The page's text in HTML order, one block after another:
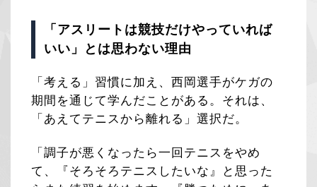
「アスリートは競技だけやっていれば
いい」とは思わない理由
「考える」習慣に加え、西岡選手がケガの
期間を通じて学んだことがある。それは、
「あえてテニスから離れる」選択だ。
「調子が悪くなったら一回テニスをやめ
て、『そろそろテニスしたいな』と思った